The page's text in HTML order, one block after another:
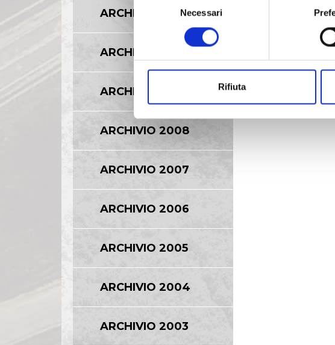
Necessari
Rifiuta
ARCHIVIO 2011
ARCHIVIO 2010
ARCHIVIO 2009
ARCHIVIO 2008
ARCHIVIO 2007
ARCHIVIO 2006
ARCHIVIO 2005
ARCHIVIO 2004
ARCHIVIO 2003